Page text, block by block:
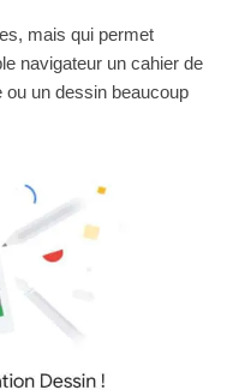
mais qui permet
navigateur un cahier de
ou un dessin beaucoup